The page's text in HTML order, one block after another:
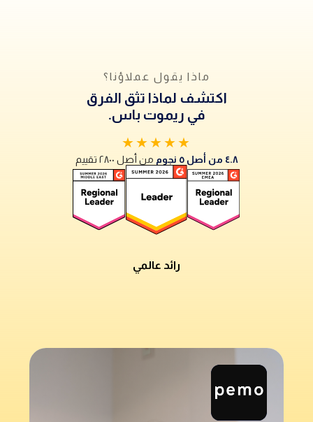
ماذا يقول عملاؤنا؟
اكتشف لماذا تثق الفرق
في ريموت باس.
★★★★★
٤.٨ من أصل ٥ نجوم من أصل ٢٨٠٠ تقييم
رائد عالمي